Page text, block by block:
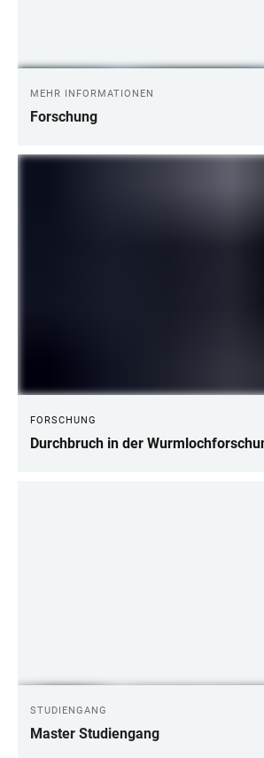
MEHR INFORMATIONEN
Forschung
FORSCHUNG
Durchbruch in der
STUDIENGANG
Master Studiengang